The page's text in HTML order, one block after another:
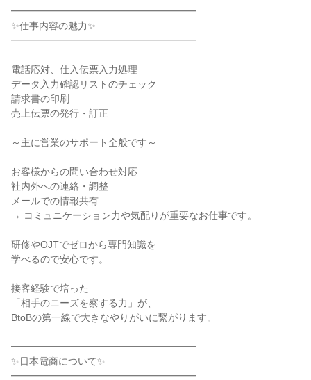
━━━━━━━━━━━━━━━━━━━
✨仕事内容の魅力✨
━━━━━━━━━━━━━━━━━━━
電話応対、仕入伝票入力処理
データ入力確認リストのチェック
請求書の印刷
売上伝票の発行・訂正
～主に営業のサポート全般です～
お客様からの問い合わせ対応
社内外への連絡・調整
メールでの情報共有
→ コミュニケーション力や気配りが重要なお仕事です。
研修やOJTでゼロから専門知識を
学べるので安心です。
接客経験で培った
「相手のニーズを察する力」が、
BtoBの第一線で大きなやりがいに繋がります。
━━━━━━━━━━━━━━━━━━━
✨日本電商について✨
━━━━━━━━━━━━━━━━━━━